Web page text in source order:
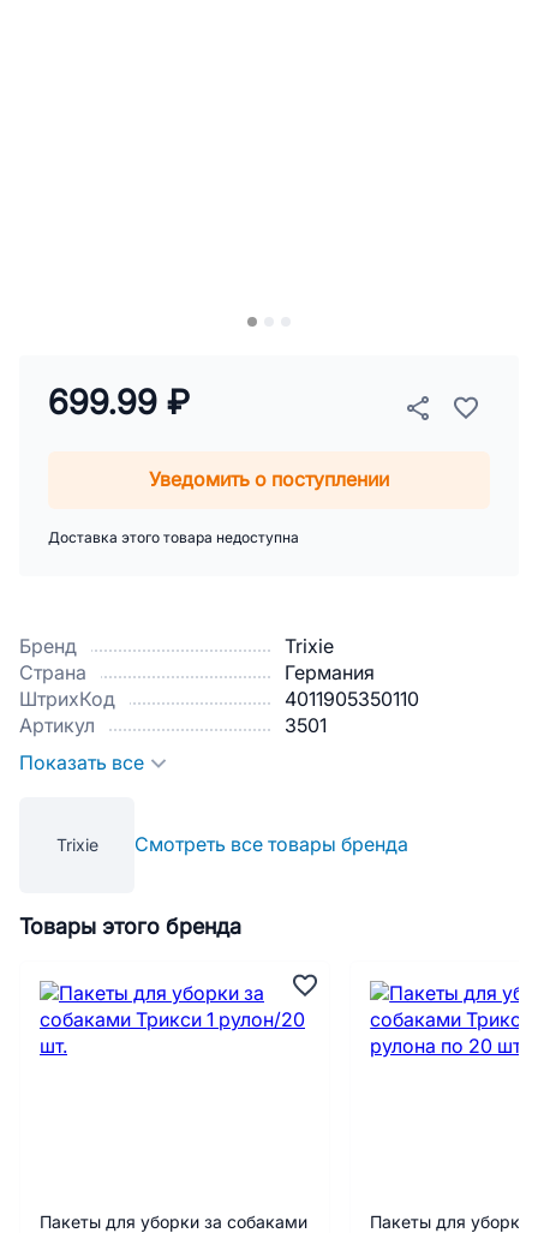
Бренд
Trixie
Страна
Германия
ШтрихКод
4011905350110
Артикул
3501
Показать все
Trixie Смотреть все товары бренда
699.99 ₽
Уведомить о поступлении
Доставка этого товара недоступна
Товары этого бренда
Пакеты для уборки за собаками
Пакеты для уборки